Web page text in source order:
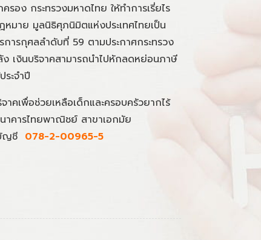
รอง กระทรวงมหาดไทย ให้ทำการเรี่ยไร
หมาย มูลนิธิศุภนิมิตแห่งประเทศไทยเป็น
การกุศลลำดับที่ 59 ตามประกาศกระทรวง
ง เงินบริจาคสามารถนำไปหักลดหย่อนภาษี
ระจำปี
าคเพื่อช่วยเหลือเด็กและครอบครัวยากไร้
าคารไทยพาณิชย์ สาขาเอกมัย
ญชี 078-2-00965-5